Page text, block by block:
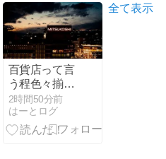
い5つの心得
百貨店って言
う程色々揃っ
てないし潰れ
ても仕方ない
よな
2時間50分前
はーとログ
全て表示